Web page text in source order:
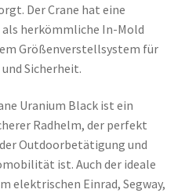
Der Crane hat eine
herkömmliche In-Mold
Größenverstellsystem für
Sicherheit.
Uranium Black ist ein
Radhelm, der perfekt
Outdoorbetätigung und
ist. Auch der ideale
elektrischen Einrad, Segway,